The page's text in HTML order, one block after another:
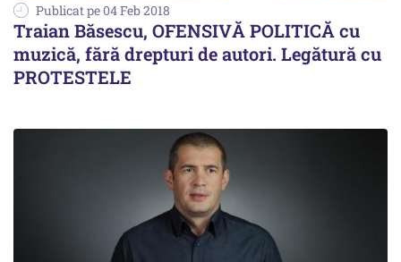
Publicat pe 04 Feb 2018
Traian Băsescu, OFENSIVĂ POLITICĂ cu
muzică, fără drepturi de autori. Legătură cu
PROTESTELE